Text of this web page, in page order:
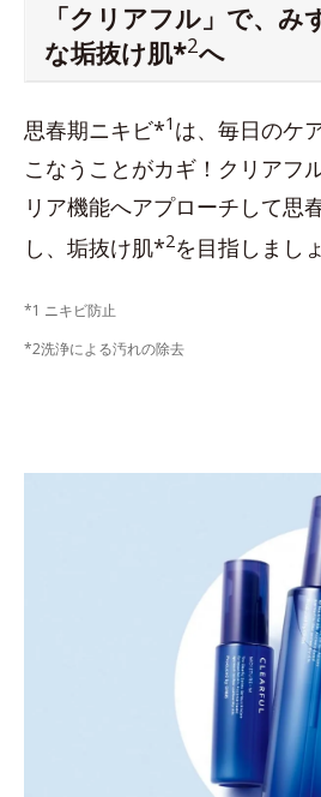
「クリアフル」で、み
な垢抜け肌*2へ
思春期ニキビ*1 は、毎日のケ
こなうことがカギ！クリアフ
リア機能へアプローチして思
し、垢抜け肌*2を目指しましょ
*1 ニキビ防止
*2洗浄による汚れの除去